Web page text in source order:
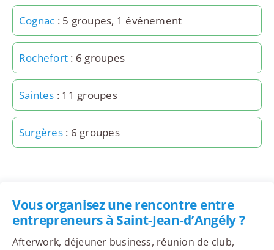
Cognac : 5 groupes, 1 événement
Rochefort : 6 groupes
Saintes : 11 groupes
Surgères: 6 groupes
Vous organisez une rencontre entre
entrepreneurs à Saint-Jean-d’Angély ?
Afterwork, déjeuner business, réunion de club,